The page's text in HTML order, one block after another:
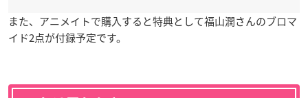
また、アニメイトで購入すると特典として福山潤さんのブロマ
イド2点が付録予定です。